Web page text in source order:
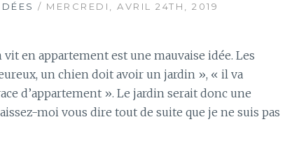
/ MERCREDI, AVRIL 24TH, 2019
vit en appartement est une mauvaise idée. Les
un chien doit avoir un jardin », « il va
d’appartement ». Le jardin serait donc une
moi vous dire tout de suite que je ne suis pas